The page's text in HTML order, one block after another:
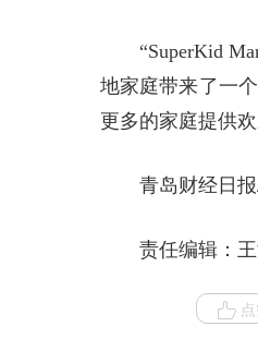
“SuperKid
地家庭带来了一
更多的家庭提供欢
青岛财经日
责任编辑：